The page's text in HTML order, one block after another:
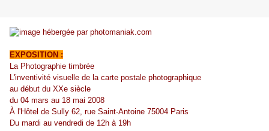
EXPOSITION :
La Photographie timbrée
L'inventivité visuelle de la carte postale photographique
au début du XXe siècle
du 04 mars au 18 mai 2008
À l'Hôtel de Sully 62, rue Saint-Antoine 75004 Paris
Du mardi au vendredi de 12h à 19h